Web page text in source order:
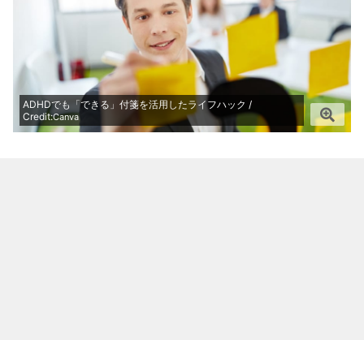
ADHDでも「できる」付箋を活用したライフハック /
Credit:Canva